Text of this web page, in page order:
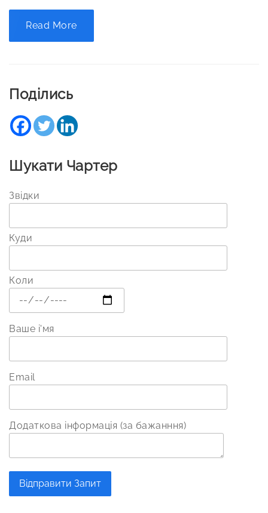
Read More
Поділись
Шукати Чартер
Звідки
Куди
Коли
Ваше і'мя
Email
Додаткова інформація (за бажанння)